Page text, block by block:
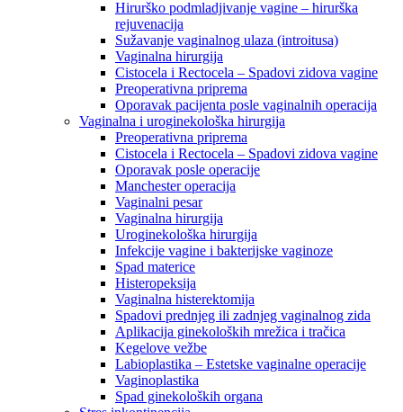
Hirurško podmladjivanje vagine – hirurška
rejuvenacija
Sužavanje vaginalnog ulaza (introitusa)
Vaginalna hirurgija
Cistocela i Rectocela – Spadovi zidova vagine
Preoperativna priprema
Oporavak pacijenta posle vaginalnih operacija
Vaginalna i uroginekološka hirurgija
Preoperativna priprema
Cistocela i Rectocela – Spadovi zidova vagine
Oporavak posle operacije
Manchester operacija
Vaginalni pesar
Vaginalna hirurgija
Uroginekološka hirurgija
Infekcije vagine i bakterijske vaginoze
Spad materice
Histeropeksija
Vaginalna histerektomija
Spadovi prednjeg ili zadnjeg vaginalnog zida
Aplikacija ginekoloških mrežica i tračica
Kegelove vežbe
Labioplastika – Estetske vaginalne operacije
Vaginoplastika
Spad ginekoloških organa